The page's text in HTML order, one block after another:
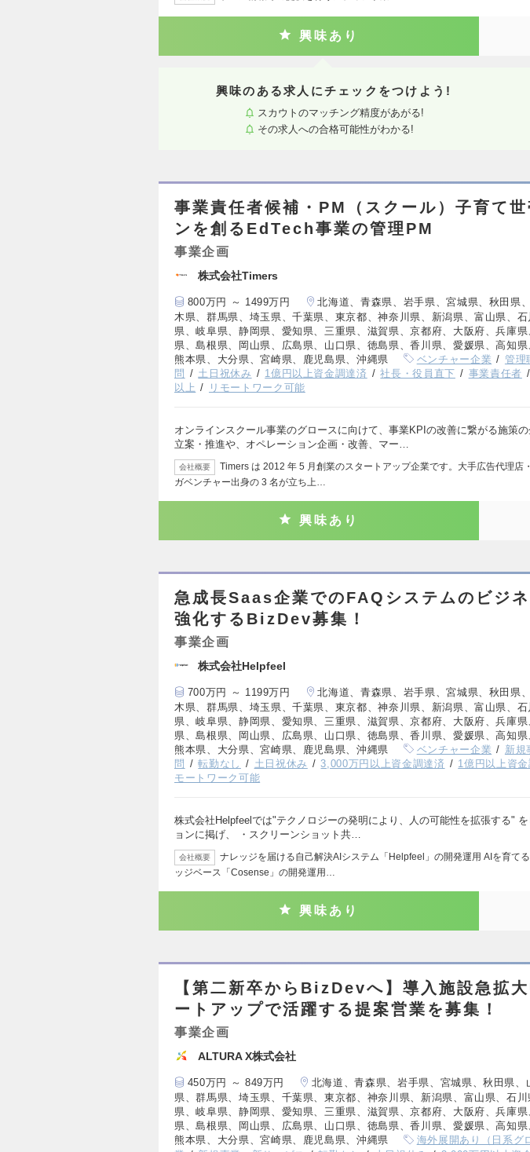
興味あり
興味のある求人にチェックをつけよう!
スカウトのマッチング精度があがる!
その求人への合格可能性がわかる!
事業責任者候補・PM（スクール）子育て
ンを創るEdTech事業の管理PM
事業企画
株式会社Timers
800万円 ～ 1499万円
北海道、青森県、岩手県、宮城県、秋田県
木県、群馬県、埼玉県、千葉県、東京都、神奈川県、新潟県、富山県、
県、岐阜県、静岡県、愛知県、三重県、滋賀県、京都府、大阪府、兵庫
県、島根県、岡山県、広島県、山口県、徳島県、香川県、愛媛県、高知県
熊本県、大分県、宮崎県、鹿児島県、沖縄県
ベンチャー企業 管理
問
土日祝休み 1億円以上資金調達済 社長・役員直下 事業責任者
以上
リモートワーク可能
オンラインスクール事業のグロースに向けて、事業KPIの改善に繋がる施策
立案・推進や、オペレーション企画・改善、マー…
会社概要
Timers は 2012 年 5 月創業のスタートアップ企業です。大手広告代理店
ガベンチャー出身の 3 名が立ち上…
興味あり
急成長Saas企業でのFAQシステムのビジ
強化するBizDev募集！
事業企画
株式会社Helpfeel
700万円 ～ 1199万円
北海道、青森県、岩手県、宮城県、秋田県
木県、群馬県、埼玉県、千葉県、東京都、神奈川県、新潟県、富山県、
県、岐阜県、静岡県、愛知県、三重県、滋賀県、京都府、大阪府、兵庫
県、島根県、岡山県、広島県、山口県、徳島県、香川県、愛媛県、高知県
熊本県、大分県、宮崎県、鹿児島県、沖縄県
ベンチャー企業 新規
問
転勤なし 土日祝休み 3,000万円以上資金調達済 1億円以上資金
モートワーク可能
株式会社Helpfeelでは"テクノロジーの発明により、人の可能性を拡張する" を
ョンに掲げ、 ・スクリーンショット共…
会社概要
ナレッジを届ける自己解決AIシステム「Helpfeel」の開発運用 AIを育て
ッジベース「Cosense」の開発運用…
興味あり
【第二新卒からBizDevへ】導入施設急拡
ートアップで活躍する提案営業を募集！
事業企画
ALTURA X株式会社
450万円 ～ 849万円
北海道、青森県、岩手県、宮城県、秋田県
県、群馬県、埼玉県、千葉県、東京都、神奈川県、新潟県、富山県、石
県、岐阜県、静岡県、愛知県、三重県、滋賀県、京都府、大阪府、兵庫
県、島根県、岡山県、広島県、山口県、徳島県、香川県、愛媛県、高知県
熊本県、大分県、宮崎県、鹿児島県、沖縄県
海外展開あり（日系グ